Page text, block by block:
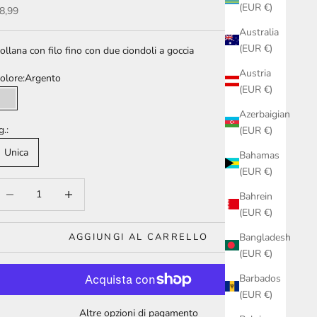
(EUR €)
Australia
(EUR €)
Austria
(EUR €)
Azerbaigian
(EUR €)
Bahamas
(EUR €)
Bahrein
(EUR €)
Bangladesh
(EUR €)
Barbados
(EUR €)
scontato
con filo fino con due ciondoli a goccia
Argento
Argento
Unica
AGGIUNGI AL CARRELLO
Altre opzioni di pagamento